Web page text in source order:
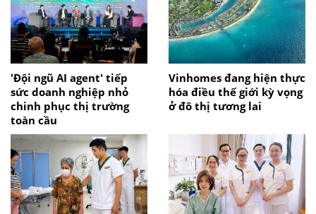
'Đội ngũ AI agent' tiếp
sức doanh nghiệp nhỏ
chinh phục thị trường
toàn cầu
Vinhomes đang hiện thực
hóa điều thế giới kỳ vọng
ở đô thị tương lai